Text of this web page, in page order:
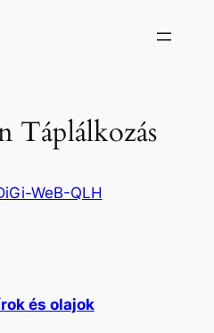
Táplálkozás
WeB-QLH
és olajok